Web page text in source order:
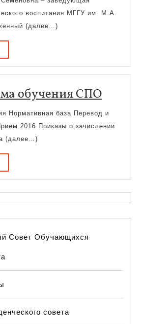
воспитания
воспитания МГГУ им. М.А.
(далее…)
обучения СПООчная
форма
Нормативная база Перевод и
2016 Приказы о зачислении
(далее…)
Совет Обучающихся
совета